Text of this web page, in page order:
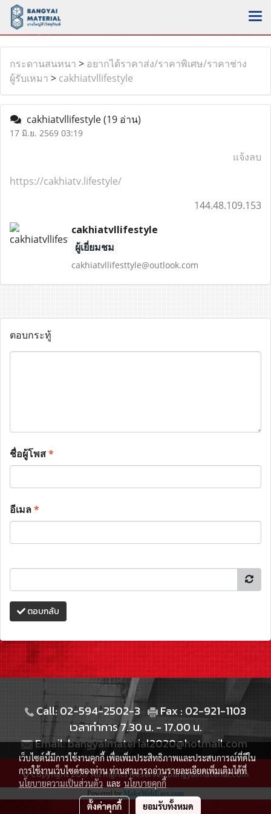
กระดานสนทนา > อยากได้ราคาส่ง/ราคาพิเศษ/ราคาช่าง
ผู้รับเหมา > cakhiatvllifestyle
cakhiatvllifestyle(19 อ่าน)
17 มิ.ย. 2569 03:19
แจ้งลบ
https://cakhiatv.lifestyle/
144.48.109.153
cakhiatvllifestyle
ผู้เยี่ยมชม
cakhiatvllifesttyle@outlook.com
ตอบกระทู้
ชื่อผู้โพส*
อีเมล*
ตอบกลับ
Call: 02-594-2502-3
Fax : 02-921-1103
เวลาทำการ 7.30 น. - 17.00 น.
Email: bangyaimaterial2020@hotmail.com
© Copyright 2017 All Rights Reserved.bangyaimaterial.com
Powered by MakeWebEasy.com
เว็บไซต์นี้มีการใช้งานคุกกี้ เพื่อเพิ่มประสิทธิภาพและประสบการณ์ที่ดีใน
การใช้งานเว็บไซต์ของท่าน ท่านสามารถอ่านรายละเอียดเพิ่มเติมได้ที่
นโยบายความเป็นส่วนตัว และ นโยบายคุกกี้
ตั้งค่าคุกกี้ ยอมรับทั้งหมด